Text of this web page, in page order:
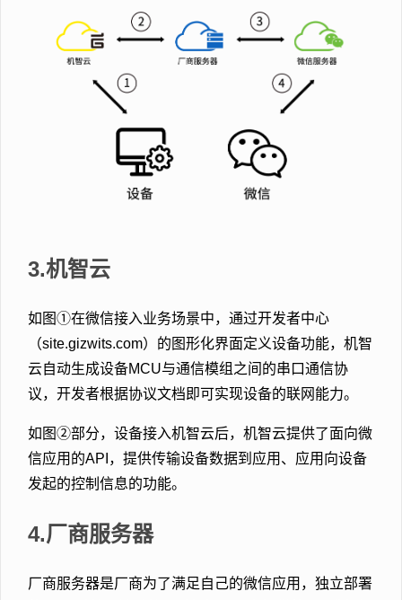
3.机智云
如图①在微信接入业务场景中，通过开发者中心
（site.gizwits.com）的图形化界面定义设备功能，机智
云自动生成设备MCU与通信模组之间的串口通信协
议，开发者根据协议文档即可实现设备的联网能力。
如图②部分，设备接入机智云后，机智云提供了面向微
信应用的API，提供传输设备数据到应用、应用向设备
发起的控制信息的功能。
4.厂商服务器
厂商服务器是厂商为了满足自己的微信应用，独立部署